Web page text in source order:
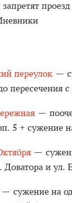
переулок —
пересечения
—
5 + сужение
—
Доватора и ул.
— сужение на